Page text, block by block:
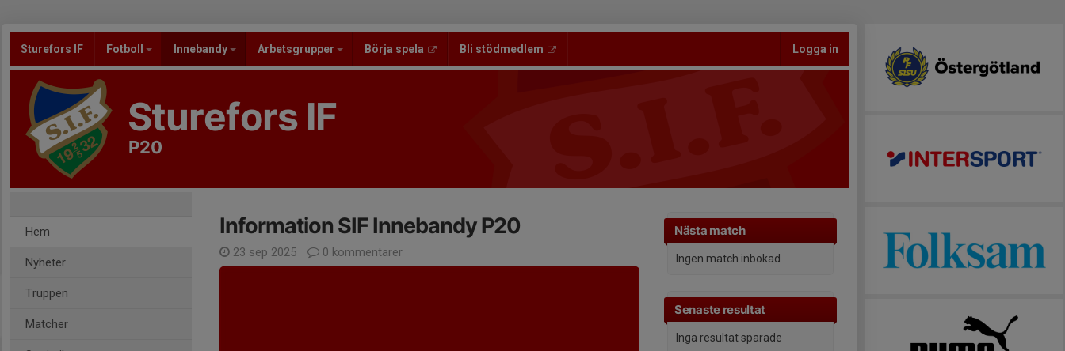
Sturefors IF Fotboll Innebandy Arbetsgrupper Börja spela Bli stödmedlem Logga in
Sturefors IF
P20
Hem
Nyheter
Truppen
Matcher
Nästa match
Ingen match inbokad
Senaste resultat
Inga resultat sparade
Information SIF Innebandy P20
23 sep 2025 0 kommentarer